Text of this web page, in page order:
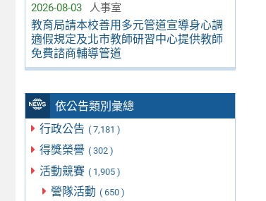
2026-08-03 人事室
教育局請本校善用多元管道宣導身心調
適假規定及北市教師研習中心提供教師
免費諮商輔導管道
依公告類別彙總
行政公告 ( 7,181 )
得獎榮譽 ( 302 )
活動競賽 ( 1,905 )
營隊活動 ( 650 )